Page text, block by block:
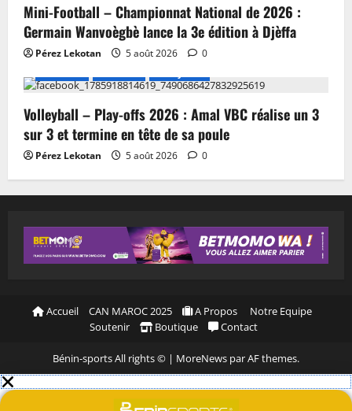
Mini-Football – Championnat National de 2026 :
Germain Wanvoègbè lance la 3e édition à Djèffa
Pérez Lekotan 5 août 2026
0
Volleyball – Play-offs 2026 : Amal VBC réalise un 3
sur 3 et termine en tête de sa poule
Pérez Lekotan 5 août 2026 0
Accueil CAN MAROC 2025 A Propos
Notre Equipe
Soutenir
Boutique Contact
Bénin-sports All rights © | MoreNews par AF themes.